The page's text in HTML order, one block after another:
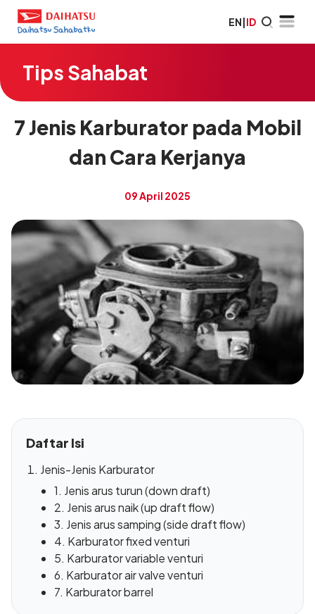
EN|ID
Tips Sahabat
7 Jenis Karburator pada Mobil
dan Cara Kerjanya
09 April 2025
Daftar Isi
Jenis-Jenis Karburator
1. Jenis arus turun (down draft)
2. Jenis arus naik (up draft flow)
3. Jenis arus samping (side draft flow)
4. Karburator fixed venturi
5. Karburator variable venturi
6. Karburator air valve venturi
7. Karburator barrel